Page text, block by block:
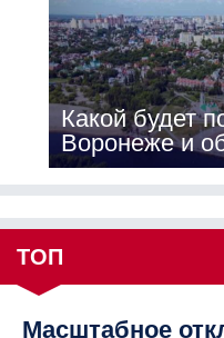
Какой будет
Воронеже и
ТОП
Масштабное